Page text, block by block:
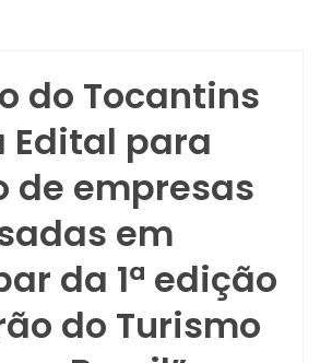
do Tocantins
Edital para
de empresas
em
da 1ª edição
do Turismo